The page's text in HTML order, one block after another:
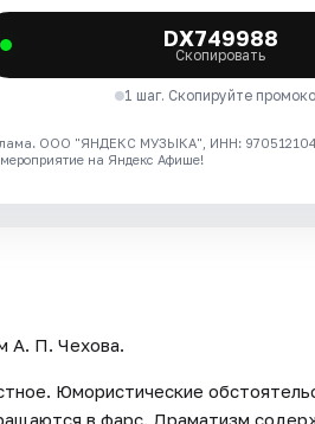
DX749988
Скопировать
1 шаг. Скопируйте
ООО "ЯНДЕКС МУЗЫКА", ИНН:
мероприятие на Яндекс Афише!
А. П. Чехова.
Юмористические
в фарс. Драматизм